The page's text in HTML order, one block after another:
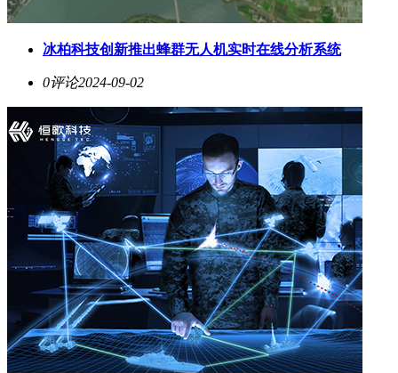
冰柏科技创新推出蜂群无人机实时在线分析系统
0评论2024-09-02